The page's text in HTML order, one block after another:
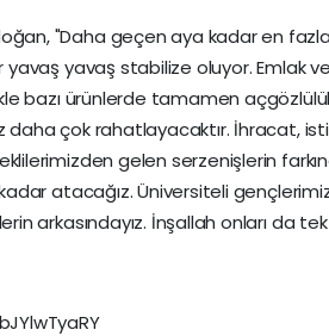
"Daha geçen aya kadar en
yavaş stabilize oluyor. Emlak
bazı ürünlerde tamamen
çok rahatlayacaktır. İhracat,
gelen serzenişlerin
kadar atacağız. Üniversiteli
arkasındayız. İnşallah onları da